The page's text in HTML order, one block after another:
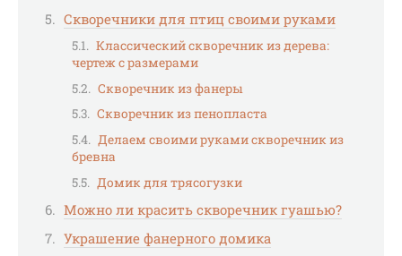
Скворечники для птиц своими руками
Классический скворечник из дерева:
чертеж с размерами
Скворечник из фанеры
Скворечник из пенопласта
Делаем своими руками скворечник из
бревна
Домик для трясогузки
Можно ли красить скворечник гуашью?
Украшение фанерного домика